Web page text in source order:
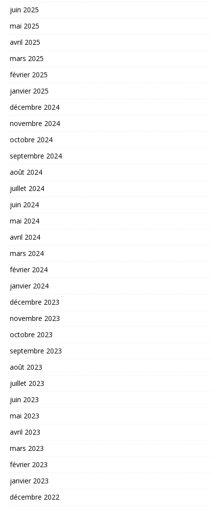
juin 2025
mai 2025
avril 2025
mars 2025
février 2025
janvier 2025
décembre 2024
novembre 2024
octobre 2024
septembre 2024
août 2024
juillet 2024
juin 2024
mai 2024
avril 2024
mars 2024
février 2024
janvier 2024
décembre 2023
novembre 2023
octobre 2023
septembre 2023
août 2023
juillet 2023
juin 2023
mai 2023
avril 2023
mars 2023
février 2023
janvier 2023
décembre 2022